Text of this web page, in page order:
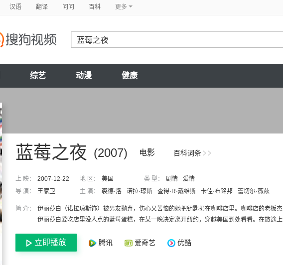
汉语 翻译 问问 百科 更多
综艺 动漫 健康
百科词条
(2007) 电影
蓝莓之夜
上 映： 2007-12-22 地 区： 美国 类 型： 剧情
爱情
导 演：
王家卫 主 演： 裘德·洛 诺拉·琼斯 查得·R·戴维斯 卡佳·布铭邦 蕾切尔·薇兹
简 介：
伊丽莎白（诺拉琼斯饰）被男友抛弃，伤心又苦恼的她把钥匙扔在咖啡店里。咖啡店的老板
伊丽莎白爱吃店里没人点的蓝莓蛋糕，在某一晚决定离开纽约，穿越美国到处看看。在旅途
立即播放 腾讯 爱奇艺 优酷